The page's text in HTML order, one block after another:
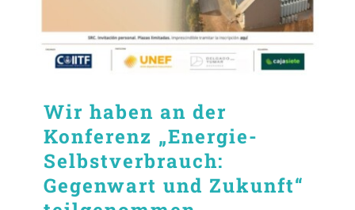
Wir haben an der
Konferenz „Energie-
Selbstverbrauch:
Gegenwart und Zukunft“